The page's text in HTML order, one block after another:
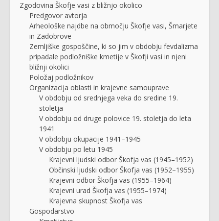
Zgodovina Škofje vasi z bližnjo okolico
Predgovor avtorja
Arheološke najdbe na območju Škofje vasi, Šmarjete
in Zadobrove
Zemljiške gospoščine, ki so jim v obdobju fevdalizma
pripadale podložniške kmetije v Škofji vasi in njeni
bližnji okolici
Položaj podložnikov
Organizacija oblasti in krajevne samouprave
V obdobju od srednjega veka do sredine 19.
stoletja
V obdobju od druge polovice 19. stoletja do leta
1941
V obdobju okupacije 1941–1945
V obdobju po letu 1945
Krajevni ljudski odbor Škofja vas (1945–1952)
Občinski ljudski odbor Škofja vas (1952–1955)
Krajevni odbor Škofja vas (1955–1964)
Krajevni urad Škofja vas (1955–1974)
Krajevna skupnost Škofja vas
Gospodarstvo